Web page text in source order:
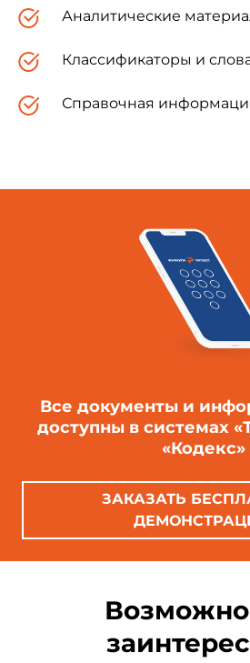
Аналитические
Классификаторы и
Справочная
Все документы и
доступны в системах
«Кодекс»
ЗАКАЗАТЬ
Возможно